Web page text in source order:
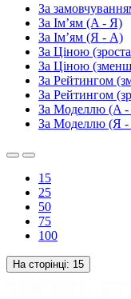
За
За Ім’ям (A - Я)
За Ім’ям (Я - A)
За Ціною
За Ціною
За Рейтингом
За Рейтингом
За Моделлю (A
За Моделлю (Я
15
25
50
75
100
На сторінці: 15